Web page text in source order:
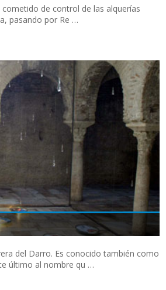
de control de las alquerías
pasando por Re …
del Darro. Es conocido también como
último al nombre qu …